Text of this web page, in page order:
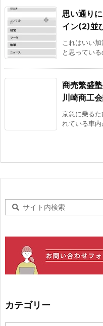
思い通り
イン(2)並
これはいい
と思ってい
商売繁盛
川崎商工
京急に乗る
れている車
カテゴリー